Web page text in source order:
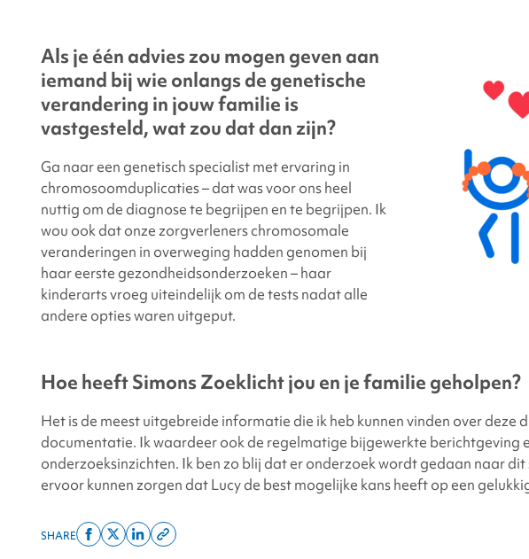
Als je één advies zou mogen geven aan
iemand bij wie onlangs de genetische
verandering in jouw familie is
vastgesteld, wat zou dat dan zijn?
Ga naar een genetisch specialist met ervaring in
chromosoomduplicaties – dat was voor ons heel
nuttig om de diagnose te begrijpen en te begrijpen. Ik
wou ook dat onze zorgverleners chromosomale
veranderingen in overweging hadden genomen bij
haar eerste gezondheidsonderzoeken – haar
kinderarts vroeg uiteindelijk om de tests nadat alle
andere opties waren uitgeput.
Hoe heeft Simons Zoeklicht jou en je familie geholpen?
Het is de meest uitgebreide informatie die ik heb kunnen vinden over deze
documentatie. Ik waardeer ook de regelmatige bijgewerkte berichtgeving
onderzoeksinzichten. Ik ben zo blij dat er onderzoek wordt gedaan naar
ervoor kunnen zorgen dat Lucy de best mogelijke kans heeft op een
SHARE
ShareShareShareCopy